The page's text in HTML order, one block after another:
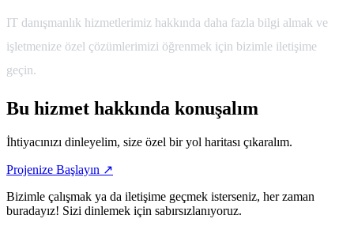
IT danışmanlık hizmetlerimiz hakkında daha fazla bilgi almak ve
işletmenize özel çözümlerimizi öğrenmek için bizimle iletişime
geçin.
Bu hizmet hakkında konuşalım
İhtiyacınızı dinleyelim, size özel bir yol haritası çıkaralım.
Projenize Başlayın ↗
Bizimle çalışmak ya da iletişime geçmek isterseniz, her zaman
buradayız! Sizi dinlemek için sabırsızlanıyoruz.